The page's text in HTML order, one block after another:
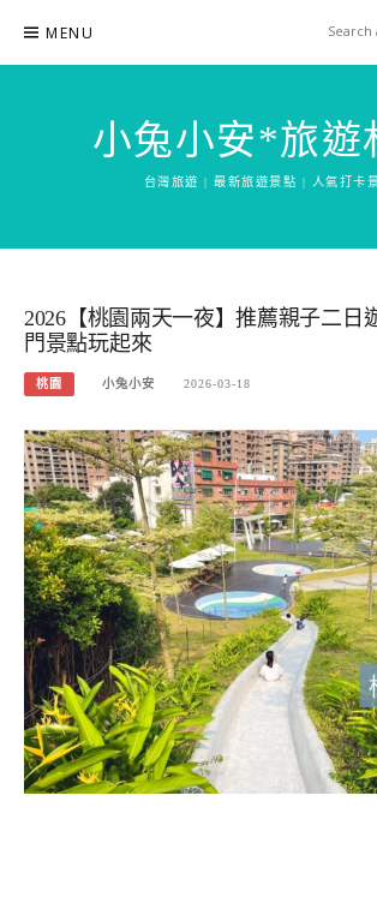
content
MENU
小兔小安*旅遊
台灣旅遊 | 最新旅遊景點 | 人氣打卡
2026【桃園兩天一夜】推薦親子二日
門景點玩起來
桃園 小兔小安 2026-03-18